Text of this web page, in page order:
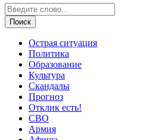
Острая ситуация
Политика
Образование
Культура
Скандалы
Прогноз
Отклик есть!
СВО
Армия